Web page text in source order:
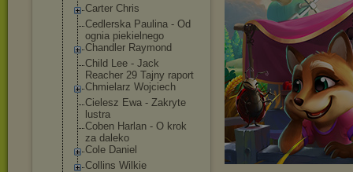
Carter Chris
Cedlerska Paulina - Od
ognia piekielnego
Chandler Raymond
Child Lee - Jack
Reacher 29 Tajny raport
Chmielarz Wojciech
Cielesz Ewa - Zakryte
lustra
Coben Harlan - O krok
za daleko
Cole Daniel
Collins Wilkie